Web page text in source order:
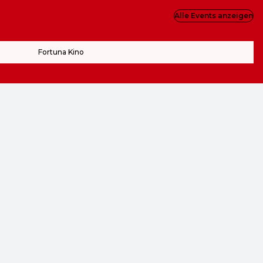
Fortuna Kino
Alle Events anzeigen